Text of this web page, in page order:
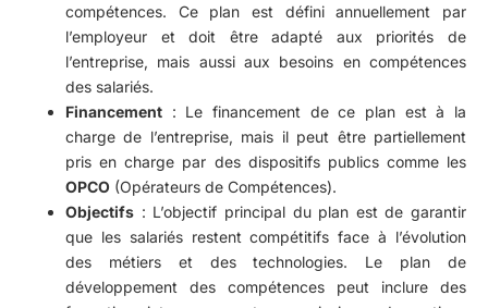
compétences. Ce plan est défini annuellement par
l’employeur et doit être adapté aux priorités de
l’entreprise, mais aussi aux besoins en compétences
des salariés.
Financement : Le financement de ce plan est à la
charge de l’entreprise, mais il peut être partiellement
pris en charge par des dispositifs publics comme les
OPCO (Opérateurs de Compétences).
Objectifs : L’objectif principal du plan est de garantir
que les salariés restent compétitifs face à l’évolution
des métiers et des technologies. Le plan de
développement des compétences peut inclure des